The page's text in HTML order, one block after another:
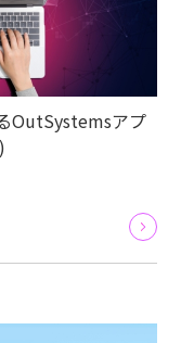
OutSystemsアプ